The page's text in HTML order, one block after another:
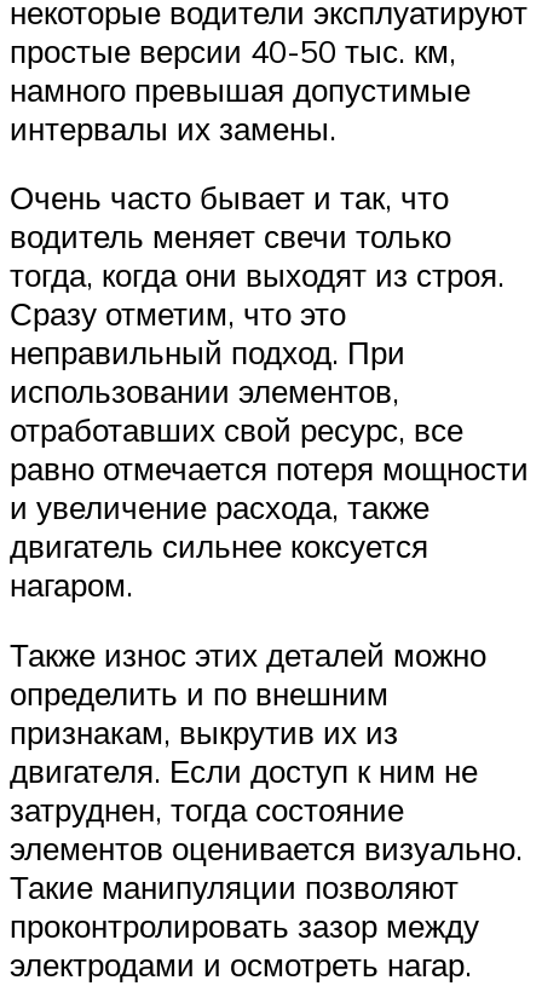
некоторые водители эксплуатируют
простые версии 40-50 тыс. км,
намного превышая допустимые
интервалы их замены.
Очень часто бывает и так, что
водитель меняет свечи только
тогда, когда они выходят из строя.
Сразу отметим, что это
неправильный подход. При
использовании элементов,
отработавших свой ресурс, все
равно отмечается потеря мощности
и увеличение расхода, также
двигатель сильнее коксуется
нагаром.
Также износ этих деталей можно
определить и по внешним
признакам, выкрутив их из
двигателя. Если доступ к ним не
затруднен, тогда состояние
элементов оценивается визуально.
Такие манипуляции позволяют
проконтролировать зазор между
электродами и осмотреть нагар.